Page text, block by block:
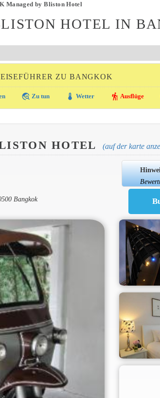
Managed by Bliston Hotel
HOTEL IN
ZU BANGKOK
travel_explore Zu tun thermostat Wetter hiking Ausflüge
HOTEL (auf der karte
Bangkok